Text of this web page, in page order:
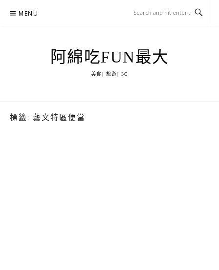
MENU
阿綿吃FUN最大
美食| 旅遊| 3C
標籤: 藝文特區便當